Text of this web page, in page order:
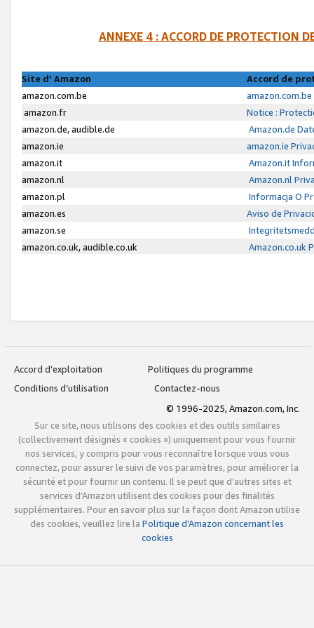
ANNEXE 4 : ACCORD DE PROTECTION
Site d’ Amazon
Accord de
amazon.com.be
amazon.fr
Notice :
amazon.de, audible.de
Amazon.de
amazon.ie
amazon.ie
amazon.it
Amazon.it
amazon.nl
Amazon.nl
amazon.pl
Informacja O
amazon.es
Aviso de
amazon.se
amazon.co.uk, audible.co.uk
Amazon.co.uk
Accord d’exploitation
Politiques du programme
Conditions d’utilisation
Contactez-nous
© 1996-2025, Amazon.com, Inc.
Sur ce site, nous utilisons des cookies et des outils similaires
(collectivement désignés « cookies ») uniquement pour vous fournir
nos services, y compris pour vous reconnaître lorsque vous vous
connectez, pour assurer le suivi de vos paramètres, pour améliorer la
sécurité et pour fournir un contenu. Il se peut que d’autres sites et
services d’Amazon utilisent des cookies pour des finalités
supplémentaires. Pour en savoir plus sur la façon dont Amazon utilise
des cookies, veuillez lire la Politique d’Amazon concernant les
cookies